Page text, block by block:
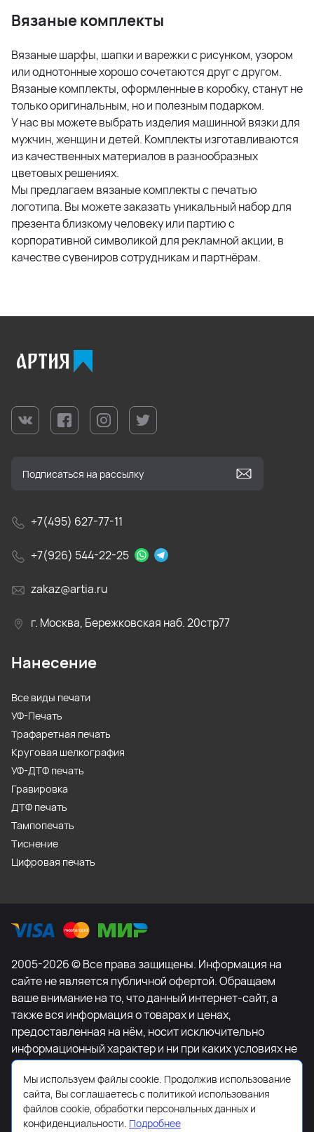
Вязаные комплекты
Вязаные шарфы, шапки и варежки с рисунком, узором
или однотонные хорошо сочетаются друг с другом.
Вязаные комплекты, оформленные в коробку, станут не
только оригинальным, но и полезным подарком.
У нас вы можете выбрать изделия машинной вязки для
мужчин, женщин и детей. Комплекты изготавливаются
из качественных материалов в разнообразных
цветовых решениях.
Мы предлагаем вязаные комплекты с печатью
логотипа. Вы можете заказать уникальный набор для
презента близкому человеку или партию с
корпоративной символикой для рекламной акции, в
качестве сувениров сотрудникам и партнёрам.
+7(495) 627-77-11
+7(926) 544-22-25
zakaz@artia.ru
г. Москва, Бережковская наб. 20стр77
Нанесение
Все виды печати
УФ-Печать
Трафаретная печать
Круговая шелкография
УФ-ДТФ печать
Гравировка
ДТФ печать
Тампопечать
Тиснение
Цифровая печать
2005-2026 © Все права защищены. Информация на
сайте не является публичной офертой. Обращаем
ваше внимание на то, что данный интернет-сайт, а
также вся информация о товарах и ценах,
предоставленная на нём, носит исключительно
информационный характер и ни при каких условиях не
является публичной офертой, определяемой
положениями Статьи 437 Гражданского кодекса
Российской Федерации. Для получения подробной
информации о наличии и стоимости указанных
Мы используем файлы cookie. Продолжив использование
сайта, Вы соглашаетесь с политикой использования
файлов cookie, обработки персональных данных и
конфиденциальности. Подробнее